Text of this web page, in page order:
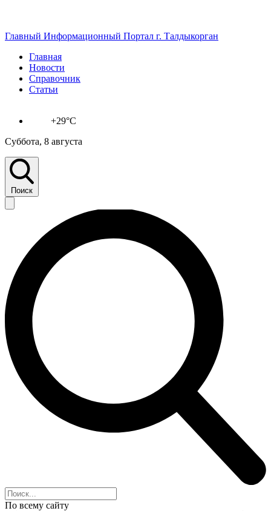
Главный Информационный Портал г. Талдыкорган
Главная
Новости
Справочник
Статьи
+29°C
Суббота, 8 августа
Поиск
По всему сайту